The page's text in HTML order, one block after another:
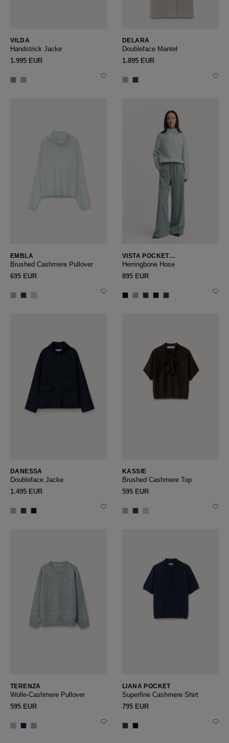
VILDA
Handstrick Jacke
1.995 EUR
DELARA
Doubleface Mantel
1.895 EUR
EMBLA
Brushed Cashmere Pullover
695 EUR
VISTA POCKET
HERRINGBONE
Herringbone Hose
895 EUR
DANESSA
Doubleface Jacke
1.495 EUR
KASSIE
Brushed Cashmere Top
595 EUR
TERENZA
Wolle-Cashmere Pullover
595 EUR
LIANA POCKET
Superfine Cashmere Shirt
795 EUR